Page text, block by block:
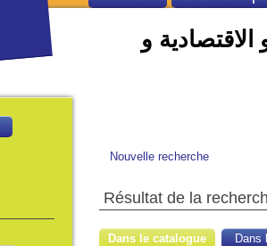
الاقتصادية و
Nouvelle recherche
Résultat de la
Dans le catalogue Dans